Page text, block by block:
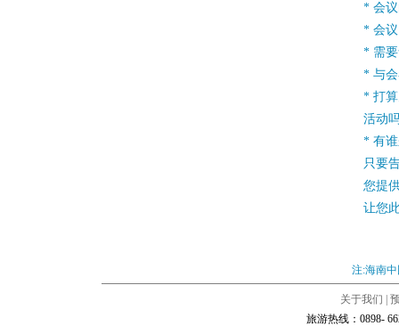
* 会
* 会
* 需
* 与
* 打
活动
* 有
只要
您提
让您
注:海南
关于我们
旅游热线：0898-